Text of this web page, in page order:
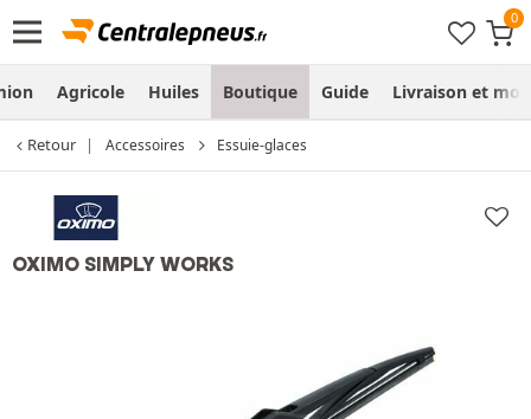
Agricole Huiles Boutique Guide Livraison et
Retour Accessoires Essuie-glaces
OXIMO SIMPLY WORKS